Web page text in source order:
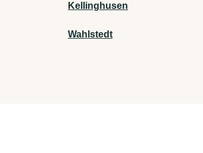
Kellinghusen
Wahlstedt